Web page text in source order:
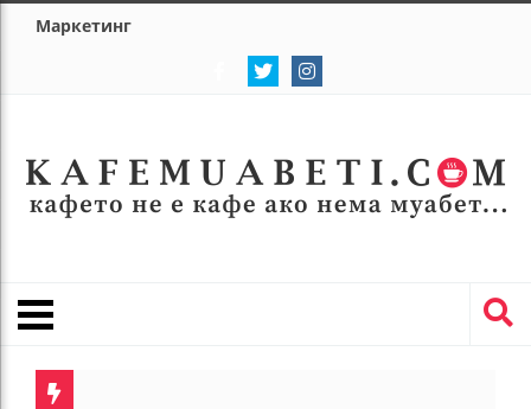
Маркетинг